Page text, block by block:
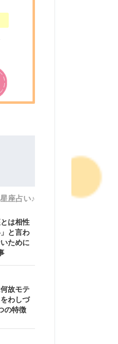
座占い♪
は相性
と言わ
ために
何故モテ
わしづ
の特徴